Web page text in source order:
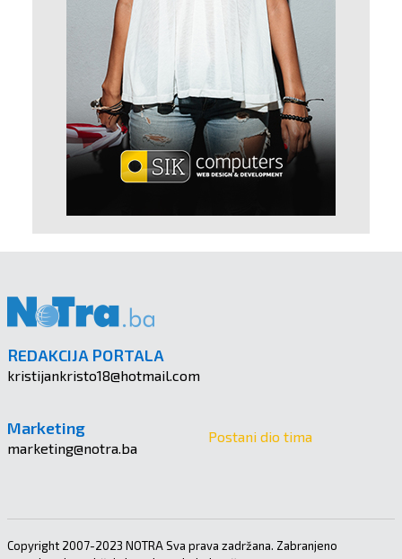
REDAKCIJA PORTALA
kristijankristo18@hotmail.com
Marketing
marketing@notra.ba
Postani dio tima
Copyright 2007-2023 NOTRA Sva prava zadržana. Zabranjeno